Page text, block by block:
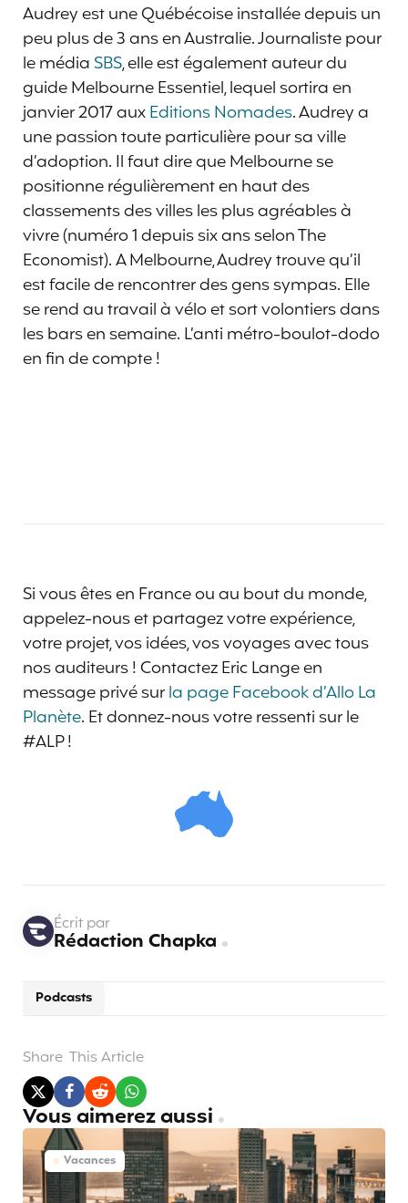
Audrey est une Québécoise installée depuis un
peu plus de 3 ans en Australie. Journaliste pour
le médiaSBS, elle est également auteur du
guide Melbourne Essentiel, lequel sortira en
janvier 2017 auxEditions Nomades. Audrey a
une passion toute particulière pour sa ville
d’adoption. Il faut dire que Melbourne se
positionne régulièrement en haut des
classements des villes les plus agréables à
vivre (numéro 1 depuis six ans selon The
Economist). A Melbourne, Audrey trouve qu’il
est facile de rencontrer des gens sympas. Elle
se rend au travail à vélo et sort volontiers dans
les bars en semaine. L’anti métro-boulot-dodo
en fin de compte !
Si vous êtes en France ou au bout du monde,
appelez-nous et partagez votre expérience,
votre projet, vos idées, vos voyages avec tous
nos auditeurs ! Contactez Eric Lange en
message privé surla page Facebook d’Allo La
Planète. Et donnez-nous votre ressenti sur le
#ALP !
Podcasts
Écrit par
Rédaction Chapka
Share This Article
Vous aimerez aussi
Vacances